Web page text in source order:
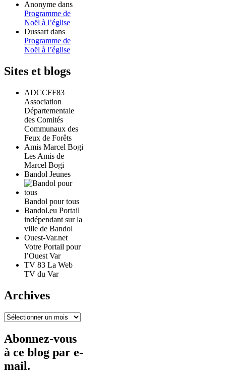
Anonyme dans
Programme de
Noël à l’église
Dussart dans
Programme de
Noël à l’église
Sites et blogs
ADCCFF83
Association
Départementale
des Comités
Communaux des
Feux de Forêts
Amis Marcel Bogi
Les Amis de
Marcel Bogi
Bandol Jeunes
Bandol pour tous
Bandol.eu Portail
indépendant sur la
ville de Bandol
Ouest-Var.net
Votre Portail pour
l’Ouest Var
TV 83 La Web
TV du Var
Archives
Archives
Abonnez-vous
à ce blog par e-
mail.